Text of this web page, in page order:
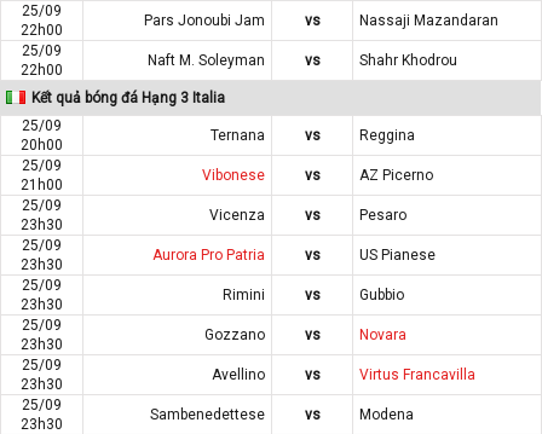
25/09
22h00
Pars Jonoubi Jam vs
Nassaji Mazandaran
25/09
22h00
Naft M. Soleyman vs Shahr Khodrou
Kết quả bóng đá Hạng 3 Italia
25/09
20h00
Ternana vs
Reggina
25/09
21h00
Vibonese vs
AZ Picerno
25/09
23h30
Vicenza vs
Pesaro
25/09
23h30
Aurora Pro Patria vs
US Pianese
25/09
23h30
Rimini vs
Gubbio
25/09
23h30
Gozzano vs
Novara
25/09
23h30
Avellino vs
Virtus Francavilla
25/09
23h30
Sambenedettese vs
Modena